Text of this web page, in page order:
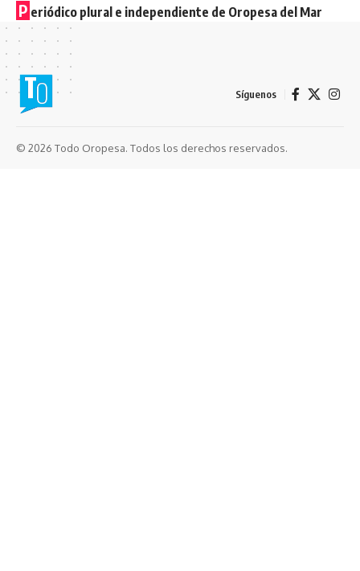
P eriódico plural e independiente de Oropesa del Mar
Síguenos
© 2026 Todo Oropesa. Todos los derechos reservados.